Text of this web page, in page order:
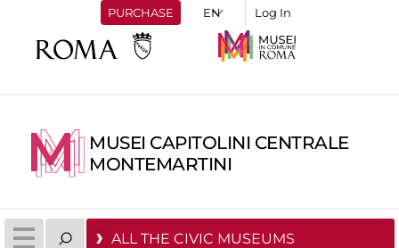
PURCHASE Log In
MUSEI CAPITOLINI CENTRALE
MONTEMARTINI
ALL THE CIVIC MUSEUMS